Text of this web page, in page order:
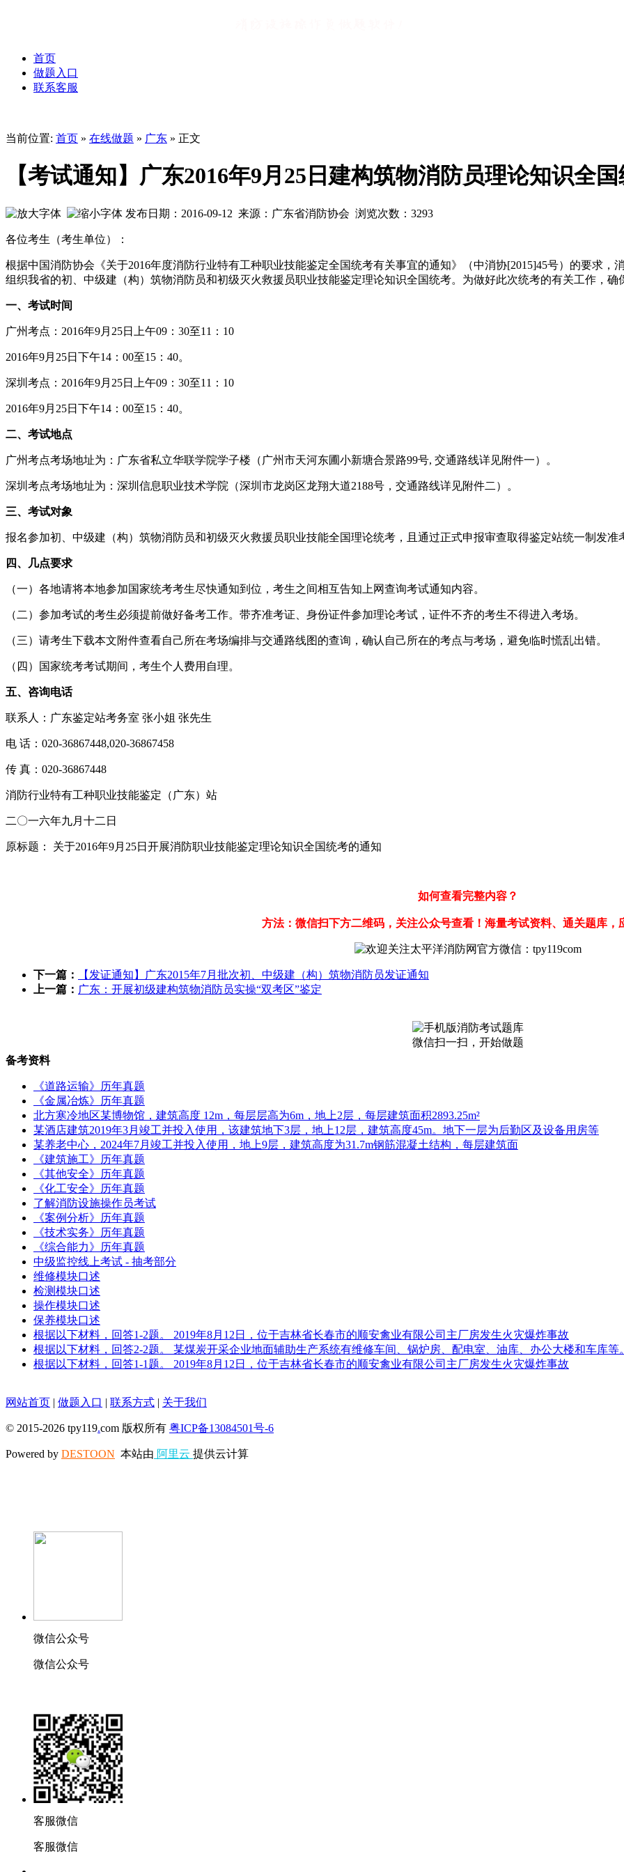
首页
做题入口
联系客服
当前位置: 首页 » 在线做题 » 广东 » 正文
【考试通知】广东2016年9月25日建构筑物消防员理论知识全
发布日期：2016-09-12 来源：广东省消防协会 浏览次数： 3293
各位考生（考生单位）：
根据中国消防协会《关于2016年度消防行业特有工种职业技能鉴定全国统考有关事宜的通知》（中消协[2015]45号）的要求，
组织我省的初、中级建（构）筑物消防员和初级灭火救援员职业技能鉴定理论知识全国统考。为做好此次统考的有关工作，确
一、考试时间
广州考点：2016年9月25日上午09：30至11：10
2016年9月25日下午14：00至15：40。
深圳考点：2016年9月25日上午09：30至11：10
2016年9月25日下午14：00至15：40。
二、考试地点
广州考点考场地址为：广东省私立华联学院学子楼（广州市天河东圃小新塘合景路99号, 交通路线详见附件一）。
深圳考点考场地址为：深圳信息职业技术学院（深圳市龙岗区龙翔大道2188号，交通路线详见附件二）。
三、考试对象
报名参加初、中级建（构）筑物消防员和初级灭火救援员职业技能全国理论统考，且通过正式申报审查取得鉴定站统一制发准
四、几点要求
（一）各地请将本地参加国家统考考生尽快通知到位，考生之间相互告知上网查询考试通知内容。
（二）参加考试的考生必须提前做好备考工作。带齐准考证、身份证件参加理论考试，证件不齐的考生不得进入考场。
（三）请考生下载本文附件查看自己所在考场编排与交通路线图的查询，确认自己所在的考点与考场，避免临时慌乱出错。
（四）国家统考考试期间，考生个人费用自理。
五、咨询电话
联系人：广东鉴定站考务室 张小姐 张先生
电 话：020-36867448,020-36867458
传 真：020-36867448
消防行业特有工种职业技能鉴定（广东）站
二〇一六年九月十二日
原标题： 关于2016年9月25日开展消防职业技能鉴定理论知识全国统考的通知
如何查看完整内容？
方法：微信扫下方二维码，关注公众号查看！海量考试资料、通关题库，
下一篇：
【发证通知】广东2015年7月批次初、中级建（构）筑物消防员发证通知
上一篇： 广东：开展初级建构筑物消防员实操“双考区”鉴定
微信扫一扫，开始做题
备考资料
《道路运输》历年真题
《金属冶炼》历年真题
北方寒冷地区某博物馆，建筑高度 12m，每层层高为6m，地上2层，每层建筑面积2893.25m²
某酒店建筑2019年3月竣工并投入使用，该建筑地下3层，地上12层，建筑高度45m。地下一层为后勤区及设备用房等
某养老中心，2024年7月竣工并投入使用，地上9层，建筑高度为31.7m钢筋混凝土结构，每层建筑面
《建筑施工》历年真题
《其他安全》历年真题
《化工安全》历年真题
了解消防设施操作员考试
《案例分析》历年真题
《技术实务》历年真题
《综合能力》历年真题
中级监控线上考试 - 抽考部分
维修模块口述
检测模块口述
操作模块口述
保养模块口述
根据以下材料，回答1-2题。 2019年8月12日，位于吉林省长春市的顺安禽业有限公司主厂房发生火灾爆炸事故
根据以下材料，回答2-2题。 某煤炭开采企业地面辅助生产系统有维修车间、锅炉房、配电室、油库、办公大楼和车库等。
根据以下材料，回答1-1题。 2019年8月12日，位于吉林省长春市的顺安禽业有限公司主厂房发生火灾爆炸事故
网站首页 | 做题入口 | 联系方式 | 关于我们
© 2015-2026 tpy119.com 版权所有 粤ICP备13084501号-6
Powered by DESTOON 本站由 阿里云 提供云计算
微信公众号
微信公众号
客服微信
客服微信